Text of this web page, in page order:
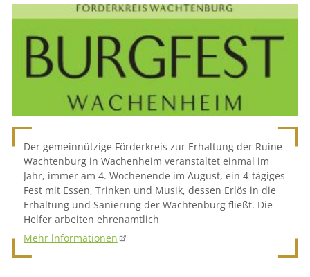
Der gemeinnützige Förderkreis zur Erhaltung der Ruine
Wachtenburg in Wachenheim veranstaltet einmal im
Jahr, immer am 4. Wochenende im August, ein 4-tägiges
Fest mit Essen, Trinken und Musik, dessen Erlös in die
Erhaltung und Sanierung der Wachtenburg fließt. Die
Helfer arbeiten ehrenamtlich
Mehr lnformationen